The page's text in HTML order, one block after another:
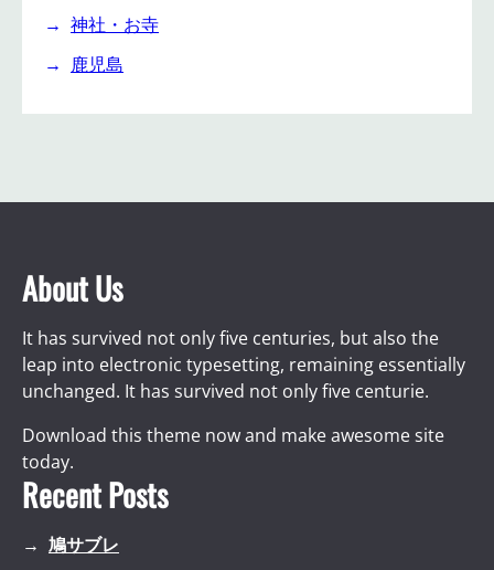
神社・お寺
鹿児島
About Us
It has survived not only five centuries, but also the
leap into electronic typesetting, remaining essentially
unchanged. It has survived not only five centurie.
Download this theme now and make awesome site
today.
Recent Posts
鳩サブレ